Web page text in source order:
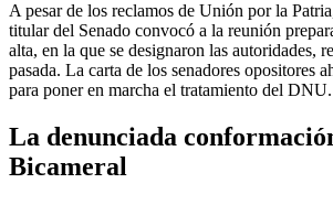
pasada. La carta de los senadores opositores
para poner en marcha el tratamiento del DNU.
La denunciada
En ese sentido, también la semana pasada,
del tratamiento del decreto presidencial de